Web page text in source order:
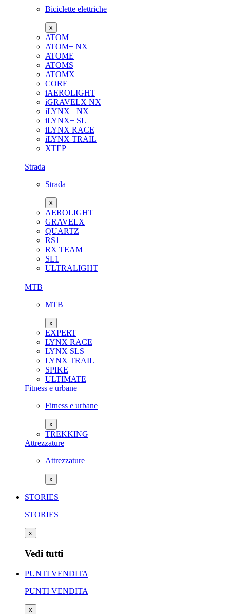
Biciclette elettriche
x
ATOM
ATOM+ NX
ATOME
ATOMS
ATOMX
CORE
iAEROLIGHT
iGRAVELX NX
iLYNX+ NX
iLYNX+ SL
iLYNX RACE
iLYNX TRAIL
XTEP
Strada
Strada
x
AEROLIGHT
GRAVELX
QUARTZ
RS1
RX TEAM
SL1
ULTRALIGHT
MTB
MTB
x
EXPERT
LYNX RACE
LYNX SLS
LYNX TRAIL
SPIKE
ULTIMATE
Fitness e urbane
Fitness e urbane
x
TREKKING
Attrezzature
Attrezzature
x
STORIES
STORIES
x
Vedi tutti
PUNTI VENDITA
PUNTI VENDITA
x